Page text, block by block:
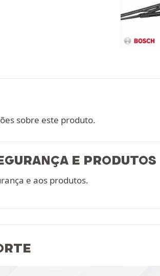
sobre este produto.
E PRODUTOS
e aos produtos.